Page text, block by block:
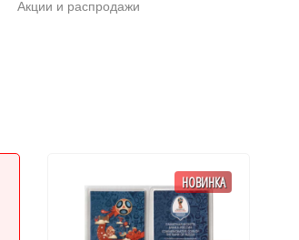
Акции и распродажи
НОВИНКА